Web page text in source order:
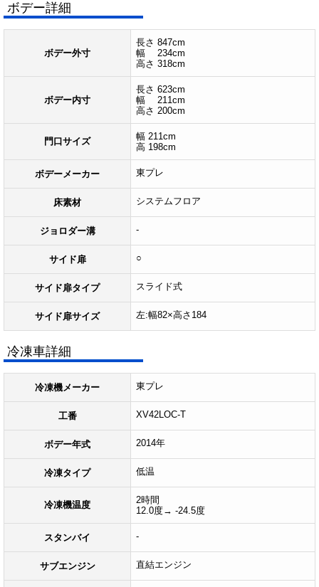
ボデー詳細
ボデー外寸
長さ 847cm
幅 234cm
高さ 318cm
ボデー内寸
長さ 623cm
幅 211cm
高さ 200cm
門口サイズ
幅 211cm
高 198cm
ボデーメーカー 東プレ
床素材 システムフロア
ジョロダー溝 -
サイド扉 ○
サイド扉タイプ スライド式
サイド扉サイズ 左:幅82×高さ184
冷凍車詳細
冷凍機メーカー 東プレ
工番 XV42LOC-T
ボデー年式 2014年
冷凍タイプ 低温
冷凍機温度
2時間
12.0度→ -24.5度
スタンバイ -
サブエンジン 直結エンジン